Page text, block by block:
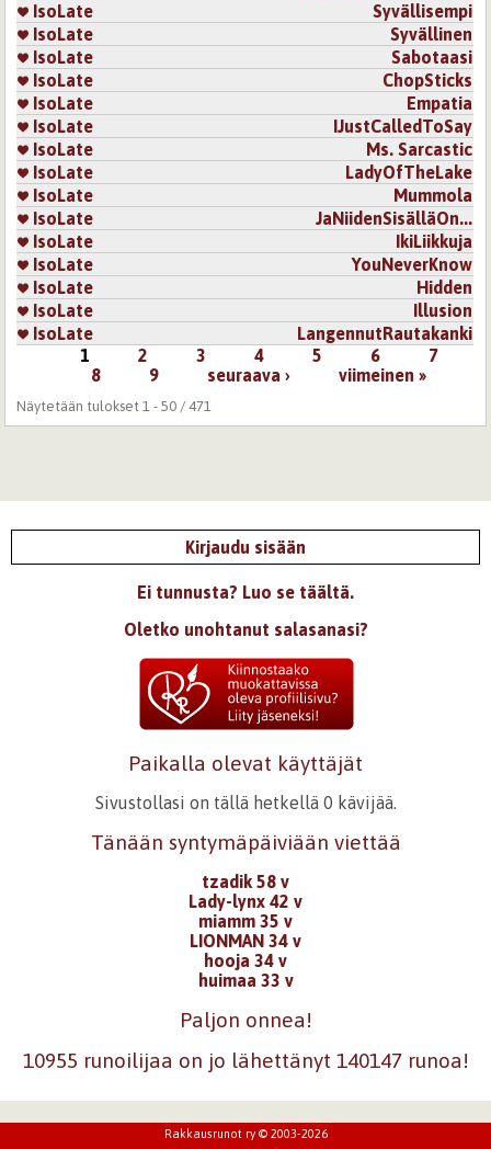
IsoLate
Syvällisempi
IsoLate
Syvällinen
IsoLate
Sabotaasi
IsoLate
ChopSticks
IsoLate
Empatia
IsoLate
IJustCalledToSay
IsoLate
Ms. Sarcastic
IsoLate
LadyOfTheLake
IsoLate
Mummola
IsoLate
JaNiidenSisälläOn...
IsoLate
IkiLiikkuja
IsoLate
YouNeverKnow
IsoLate
Hidden
IsoLate
Illusion
IsoLate
LangennutRautakanki
1 2 3 4 5 6
7
8
9 seuraava › viimeinen »
Näytetään tulokset 1 - 50 / 471
Kirjaudu sisään
Ei tunnusta? Luo se täältä.
Oletko unohtanut salasanasi?
Paikalla olevat käyttäjät
Sivustollasi on tällä hetkellä 0 kävijää.
Tänään syntymäpäiviään viettää
tzadik 58 v
Lady-lynx 42 v
miamm 35 v
LIONMAN 34 v
hooja 34 v
huimaa 33 v
Paljon onnea!
10955 runoilijaa on jo lähettänyt 140147 runoa!
Rakkausrunot ry © 2003-2026